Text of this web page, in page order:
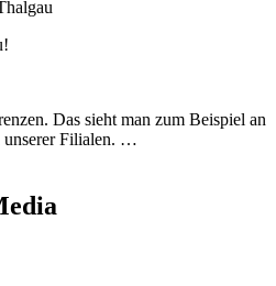
Das sieht man zum Beispiel an
unserer Filialen. …